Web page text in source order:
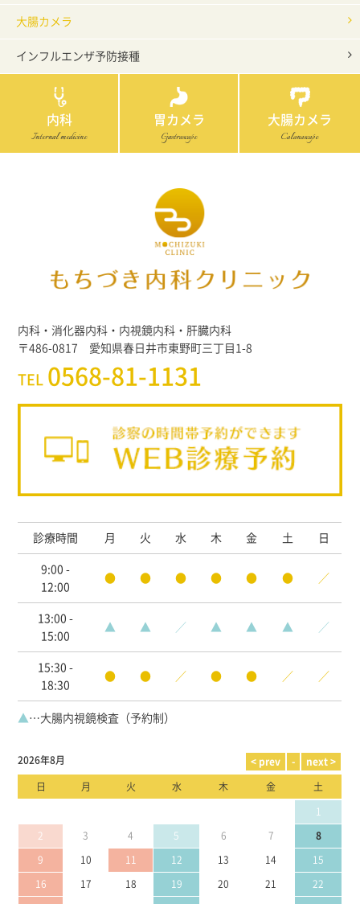
大腸カメラ
インフルエンザ予防接種
内科
Internal medicine
胃カメラ
Gastroscope
大腸カメラ
Colonoscope
内科・消化器内科・内視鏡内科・肝臓内科
〒486-0817 愛知県春日井市東野町三丁目1-8
TEL 0568-81-1131
診療時間 月 火 水 木 金 土 日
9:00 -
12:00
● ● ● ● ● ● ／
13:00 -
15:00
▲ ▲ ／ ▲ ▲ ▲ ／
15:30 -
18:30
● ● ／ ● ● ／ ／
▲ …大腸内視鏡検査（予約制）
2026年8月
日 月 火 水 木 金 土
1
2 3 4 5 6 7 8
9 10 11 12 13 14 15
16 17 18 19 20 21 22